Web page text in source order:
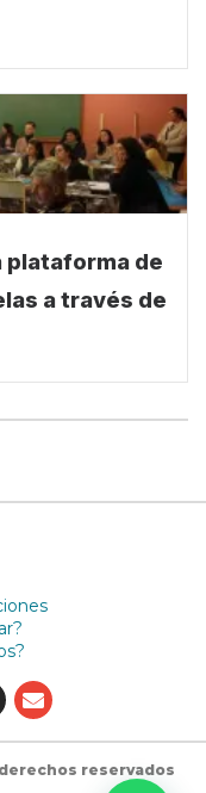
plataforma de
a través de
n
v
e
o
reservados